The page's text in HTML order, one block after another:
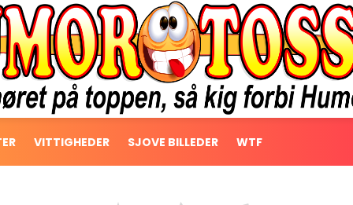
VITTIGHEDER SJOVE BILLEDER WTF